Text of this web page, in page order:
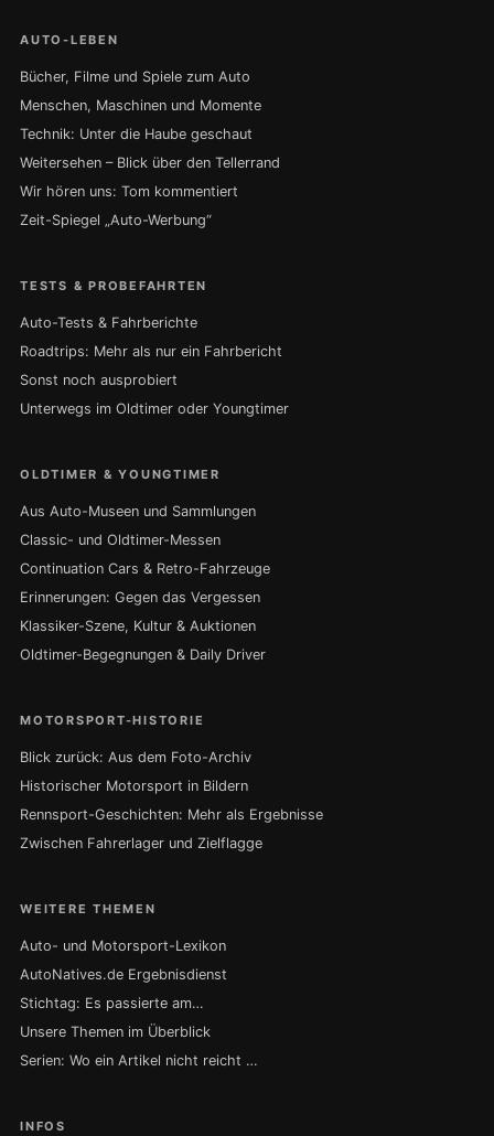
AUTO-LEBEN
Bücher, Filme und Spiele zum Auto
Menschen, Maschinen und Momente
Technik: Unter die Haube geschaut
Weitersehen – Blick über den Tellerrand
Wir hören uns: Tom kommentiert
Zeit-Spiegel „Auto-Werbung“
TESTS & PROBEFAHRTEN
Auto-Tests & Fahrberichte
Roadtrips: Mehr als nur ein Fahrbericht
Sonst noch ausprobiert
Unterwegs im Oldtimer oder Youngtimer
OLDTIMER & YOUNGTIMER
Aus Auto-Museen und Sammlungen
Classic- und Oldtimer-Messen
Continuation Cars & Retro-Fahrzeuge
Erinnerungen: Gegen das Vergessen
Klassiker-Szene, Kultur & Auktionen
Oldtimer-Begegnungen & Daily Driver
MOTORSPORT-HISTORIE
Blick zurück: Aus dem Foto-Archiv
Historischer Motorsport in Bildern
Rennsport-Geschichten: Mehr als Ergebnisse
Zwischen Fahrerlager und Zielflagge
WEITERE THEMEN
Auto- und Motorsport-Lexikon
AutoNatives.de Ergebnisdienst
Stichtag: Es passierte am…
Unsere Themen im Überblick
Serien: Wo ein Artikel nicht reicht …
INFOS